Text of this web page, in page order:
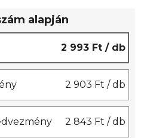
alapján
2 993 Ft / db
2 903 Ft / db
2 843 Ft / db